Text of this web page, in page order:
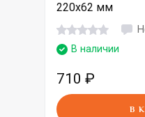
220х62 мм
В наличии
710 ₽
В